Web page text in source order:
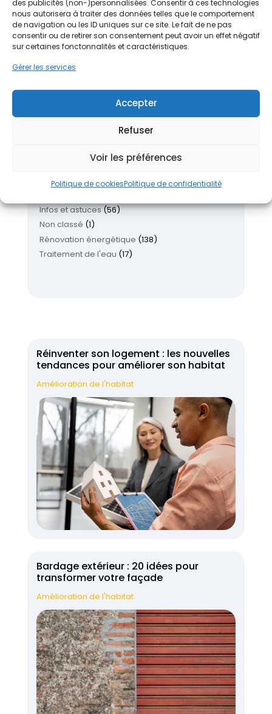
des publicités (non-)personnalisées. Consentir à ces technologies
nous autorisera à traiter des données telles que le comportement
de navigation ou les ID uniques sur ce site. Le fait de ne pas
consentir ou de retirer son consentement peut avoir un effet négatif
sur certaines fonctonnalités et caractéristiques.
Gérer les services
Accepter
Refuser
Voir les préférences
Politique de cookiesPolitique de confidentialité
tendances pour améliorer son habitat 26 juin
2026
Isolation garage en 2026 : quand, comment et à
quel prix ?24 juin 2026
prix ?22 juin 2026
Chauffez mieux, payez moins : Pourquoi la
pompe à chaleur séduit autant ?
18 juin 2026
Thèmes du blog
Actualités(14)
Infos et astuces(56)
Non classé (1)
Rénovation énergétique (138)
Traitement de l'eau (17)
Réinventer son logement : les nouvelles
tendances pour améliorer son habitat
Amélioration de l'habitat
Bardage extérieur : 20 idées pour
transformer votre façade
Amélioration de l'habitat